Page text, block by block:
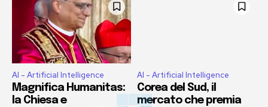
AI - Artificial Intelligence
Magnifica Humanitas:
la Chiesa e
AI - Artificial Intelligence
Corea del Sud, il
mercato che premia